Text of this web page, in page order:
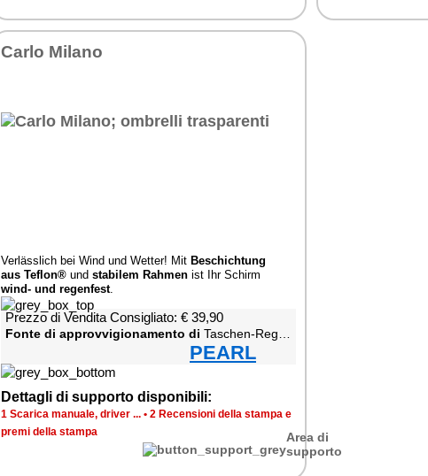
Carlo Milano
Verlässlich bei Wind und Wetter! Mit Beschichtung
aus Teflon® und stabilem Rahmen ist Ihr Schirm
wind- und regenfest.
Prezzo di Vendita Consigliato: € 39,90
Fonte di approvvigionamento di Taschen-Regenschirm mit Teflon®-Beschichtung
PEARL
Dettagli di supporto disponibili:
1 Scarica manuale, driver ... • 2 Recensioni della stampa e
premi della stampa
Area di
supporto